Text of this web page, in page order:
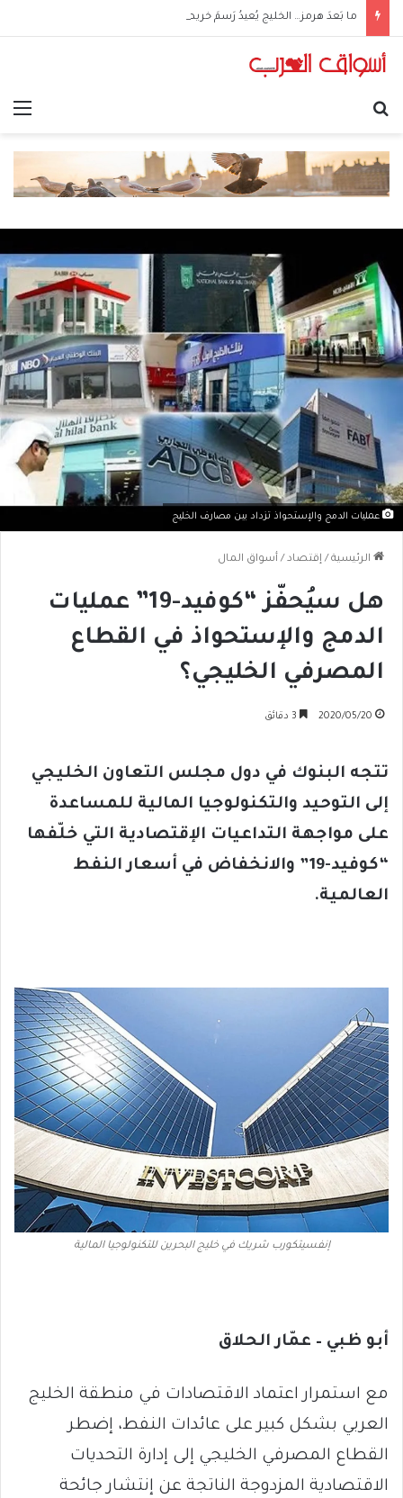
ما بَعدَ هرمز… الخليج يُعيدُ رَسمَ خريطةِ الطاقة
عمليات الدمج والإستحواذ تزداد بين مصارف الخليج
الرئيسية / إقتصاد / أسواق المال
هل سيُحفّز “كوفيد-19” عمليات
الدمج والإستحواذ في القطاع
المصرفي الخليجي؟
2020/05/20
تتجه البنوك في دول مجلس التعاون الخليجي
إلى التوحيد والتكنولوجيا المالية للمساعدة
على مواجهة التداعيات الإقتصادية التي خلّفها
“كوفيد-19” والانخفاض في أسعار النفط
العالمية.
إنفسيتكورب شريك في خليج البحرين للتكنولوجيا المالية
أبو ظبي – عمّار الحلاق
مع استمرار اعتماد الاقتصادات في منطقة الخليج
العربي بشكل كبير على عائدات النفط، إضطر
القطاع المصرفي الخليجي إلى إدارة التحديات
الاقتصادية المزدوجة الناتجة عن إنتشار جائحة